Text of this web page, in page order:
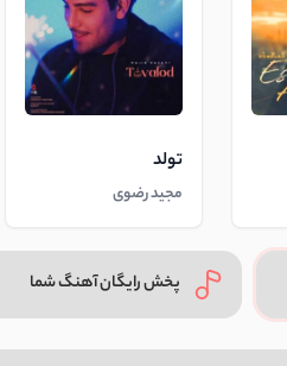
تولد
مجید رضوی
پخش رایگان آهنگ شما